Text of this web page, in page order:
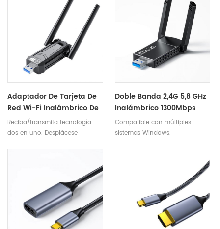
Adaptador De Tarjeta De
Red Wi-Fi Inalámbrico De
1300Mbps USB 3.0 De
Doble Banda 2.4G/5Ghz
Reciba/transmita tecnología
dos en uno. Desplácese
Doble Banda 2,4G 5,8 GHz
Inalámbrico 1300Mbps
USB3.0 WiFi Antena
Adaptador USB Ethernet
Compatible con múltiples
sistemas Windows.